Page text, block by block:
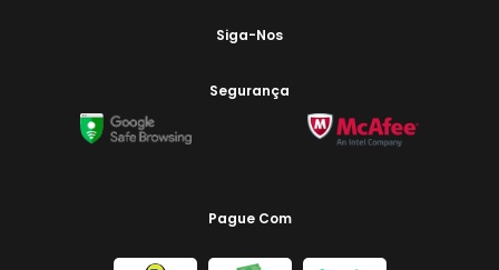
Siga-Nos
Segurança
Pague Com